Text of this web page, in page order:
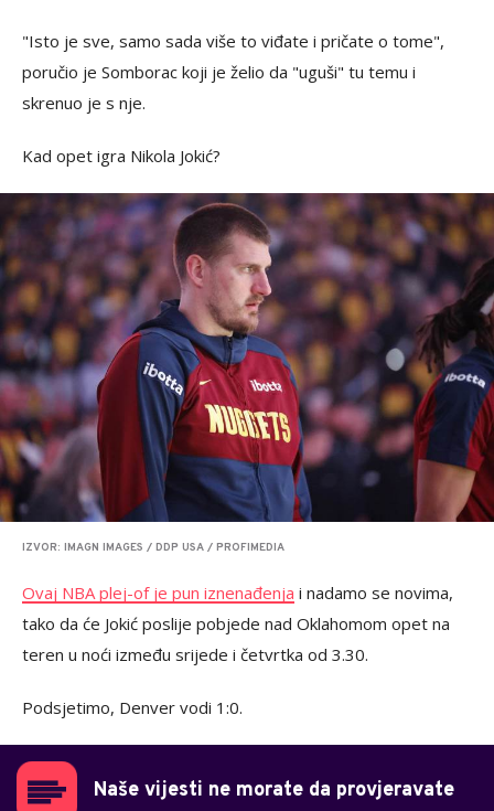
"Isto je sve, samo sada više to viđate i pričate o tome",
poručio je Somborac koji je želio da "uguši" tu temu i
skrenuo je s nje.
Kad opet igra Nikola Jokić?
IZVOR: IMAGN IMAGES / DDP USA / PROFIMEDIA
Ovaj NBA plej-of je pun iznenađenja i nadamo se novima,
tako da će Jokić poslije pobjede nad Oklahomom opet na
teren u noći između srijede i četvrtka od 3.30.
Podsjetimo, Denver vodi 1:0.
Naše vijesti ne morate da provjeravate